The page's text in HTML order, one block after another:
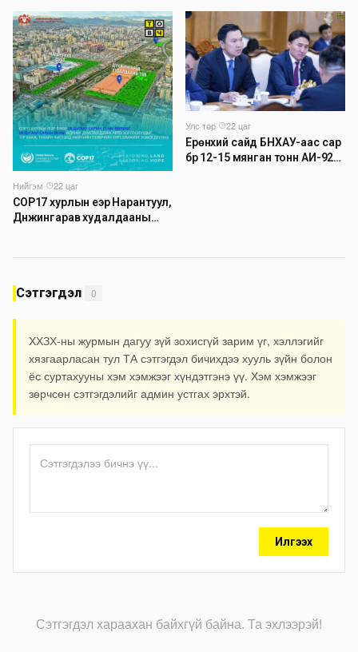
буулгах ажлыг зохион
байгуулж байна
Нийгэм·
22 цаг
COP17 хурлын үеэр Нарантуул,
Дүнжингарав худалдааны
Улс төр·
22 цаг
Ерөнхий сайд БНХАУ-аас сар
бүр 12-15 мянган тонн АИ-92
Сэтгэгдэл 0
ХХЗХ-ны журмын дагуу зүй зохисгүй зарим үг, хэллэгийг
хязгаарласан тул ТА сэтгэгдэл бичихдээ хууль зүйн болон
ёс суртахууны хэм хэмжээг хүндэтгэнэ үү. Хэм хэмжээг
зөрчсөн сэтгэгдэлийг админ устгах эрхтэй.
Илгээх
Сэтгэгдэл хараахан байхгүй байна. Та эхлээрэй!